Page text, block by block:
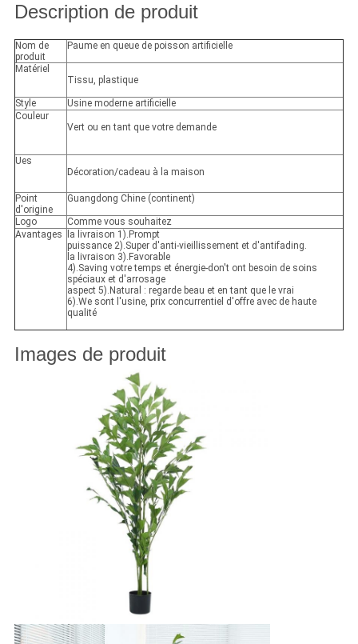
Description de produit
Nom de
produit
Paume en queue de poisson artificielle
Matériel
Tissu, plastique
Style
Usine moderne artificielle
Couleur
Vert ou en tant que votre demande
Ues
Décoration/cadeau à la maison
Point
d'origine
Guangdong Chine (continent)
Logo
Comme vous souhaitez
Avantages
la livraison 1).Prompt
puissance 2).Super d'anti-vieillissement et d'antifading.
la livraison 3).Favorable
4).Saving votre temps et énergie-don't ont besoin de soins
spéciaux et d'arrosage
aspect 5).Natural : regarde beau et en tant que le vrai
6).We sont l'usine, prix concurrentiel d'offre avec de haute
qualité
Images de produit